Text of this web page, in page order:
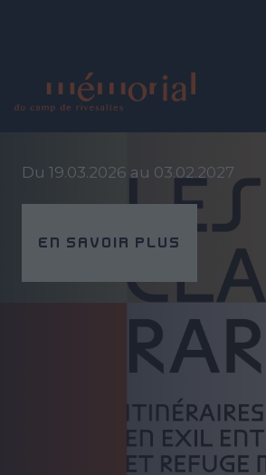
principal
Du 19.03.2026 au 03.02.2027
EN SAVOIR PLUS